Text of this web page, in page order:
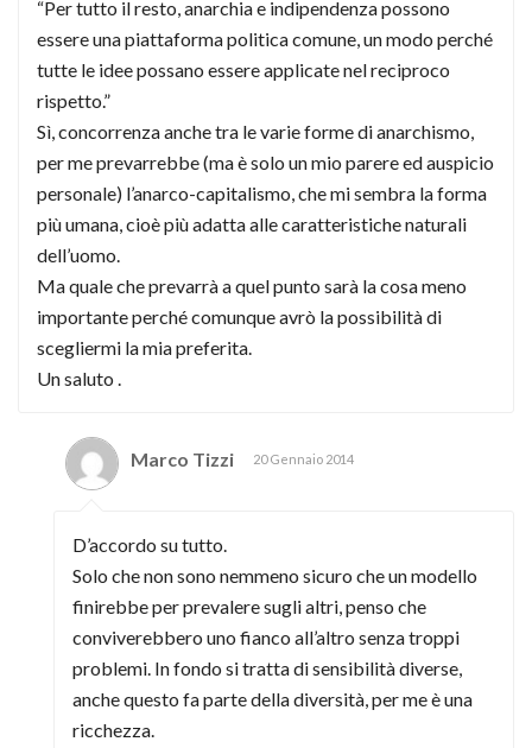
“Per tutto il resto, anarchia e indipendenza possono
essere una piattaforma politica comune, un modo perché
tutte le idee possano essere applicate nel reciproco
rispetto.”
Sì, concorrenza anche tra le varie forme di anarchismo,
per me prevarrebbe (ma è solo un mio parere ed auspicio
personale) l’anarco-capitalismo, che mi sembra la forma
più umana, cioè più adatta alle caratteristiche naturali
dell’uomo.
Ma quale che prevarrà a quel punto sarà la cosa meno
importante perché comunque avrò la possibilità di
scegliermi la mia preferita.
Un saluto .
Marco Tizzi 20 Gennaio 2014
D’accordo su tutto.
Solo che non sono nemmeno sicuro che un modello
finirebbe per prevalere sugli altri, penso che
conviverebbero uno fianco all’altro senza troppi
problemi. In fondo si tratta di sensibilità diverse,
anche questo fa parte della diversità, per me è una
ricchezza.